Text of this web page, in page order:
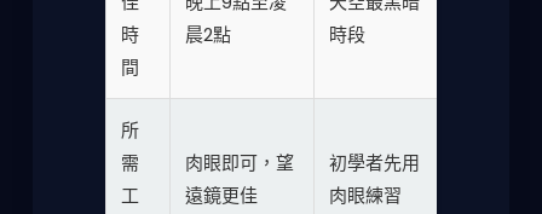
時
間
晨2點
時段
所
需
工
肉眼即可，望
遠鏡更佳
初學者先用
肉眼練習